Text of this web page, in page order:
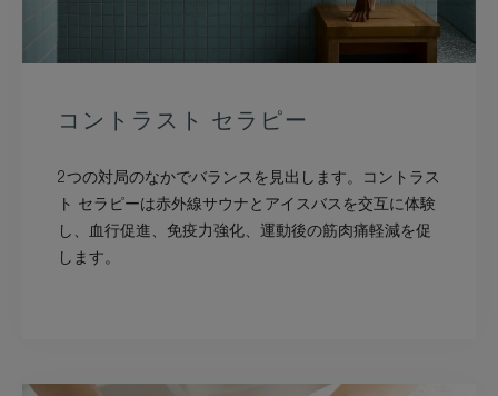
コントラスト セラピー
2つの対局のなかでバランスを見出します。コントラス
ト セラピーは赤外線サウナとアイスバスを交互に体験
し、血行促進、免疫力強化、運動後の筋肉痛軽減を促
します。